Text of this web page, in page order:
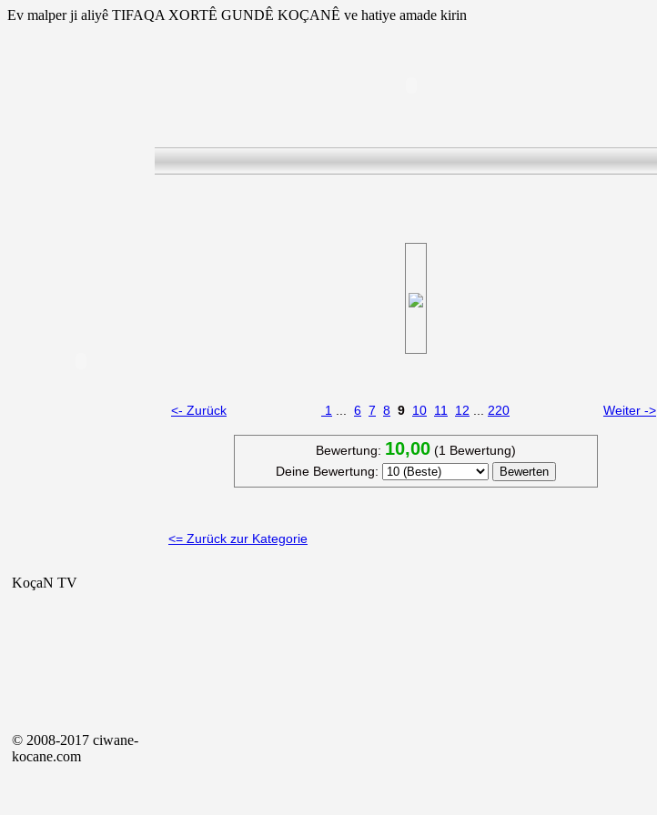
Ev malper ji aliyê TIFAQA XORTÊ GUNDÊ KOÇANÊ ve hatiye amade kirin
KoçaN TV
© 2008-2017 ciwane-
kocane.com
<- Zurück 1 6 7 8 9 10 11 12 220 Weiter ->
Bewertung: 10,00(1 Bewertung)
Deine Bewertung:
<= Zurück zur Kategorie